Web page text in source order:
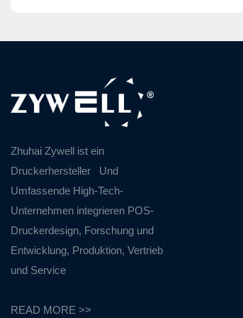
Zhuhai Zywell ist ein
Druckerhersteller
Und
Umfassende High-Tech-
Unternehmen integrieren POS-
Druckerdesign, Forschung und
Entwicklung, Produktion, Vertrieb
und Service
READ MORE >>